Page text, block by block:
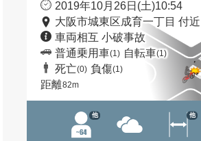
2019年10月26日(土)10:54
大阪市城東区成育一丁目 付近
車両相互 小破事故
普通乗用車(1) 自転車(1)
死亡(0) 負傷(1)
距離82m
他 他